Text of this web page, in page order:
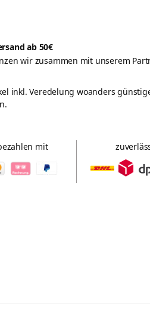
ab 50€
wir zusammen mit unserem
inkl. Veredelung woanders
mit